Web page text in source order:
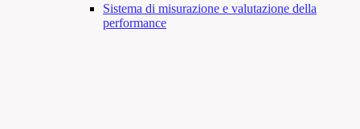
Sistema di misurazione e valutazione della
performance